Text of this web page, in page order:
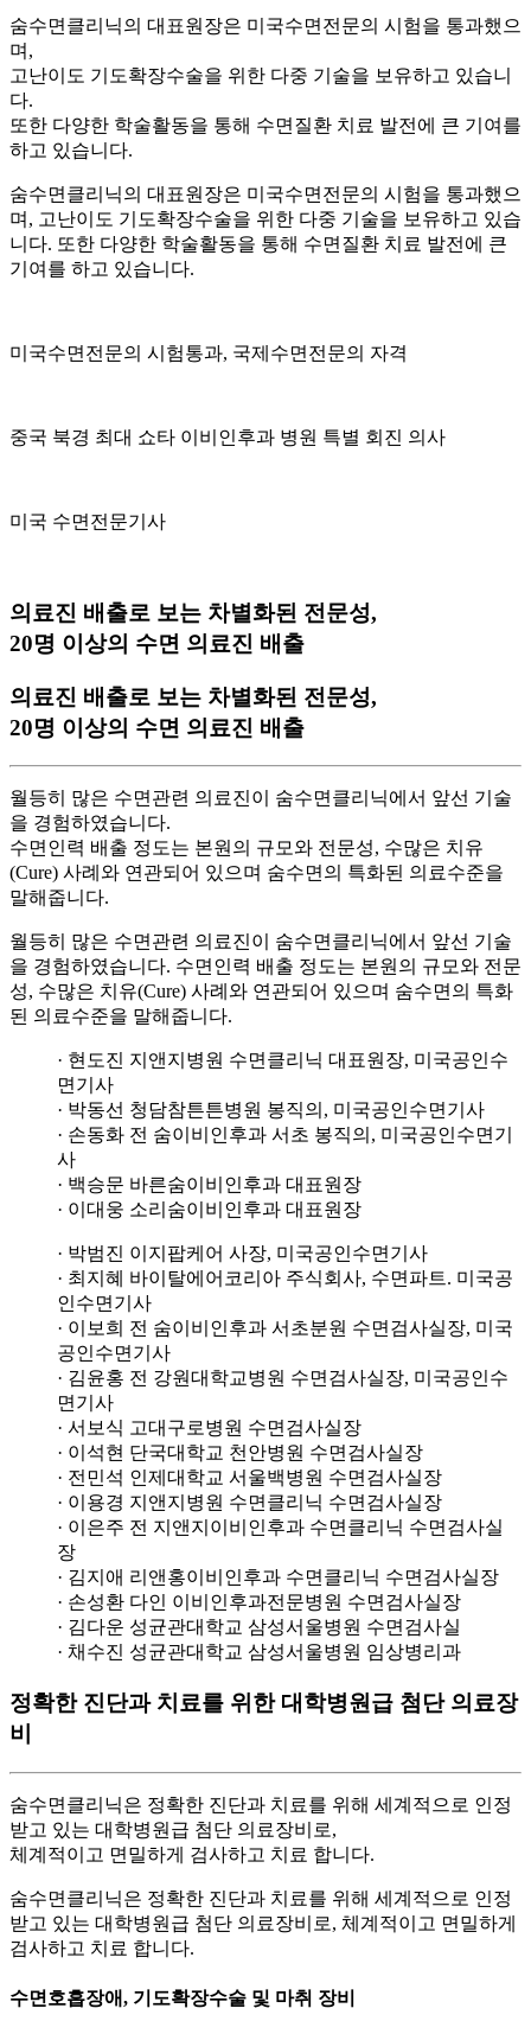
숨수면클리닉의 대표원장은 미국수면전문의 시험을 통과했으
며,
고난이도 기도확장수술을 위한 다중 기술을 보유하고 있습니
다.
또한 다양한 학술활동을 통해 수면질환 치료 발전에 큰 기여를
하고 있습니다.
숨수면클리닉의 대표원장은 미국수면전문의 시험을 통과했으
며, 고난이도 기도확장수술을 위한 다중 기술을 보유하고 있습
니다. 또한 다양한 학술활동을 통해 수면질환 치료 발전에 큰
기여를 하고 있습니다.
미국수면전문의 시험통과, 국제수면전문의 자격
중국 북경 최대 쇼타 이비인후과 병원 특별 회진 의사
미국 수면전문기사
의료진 배출로 보는 차별화된 전문성,
20명 이상의 수면 의료진 배출
의료진 배출로 보는 차별화된 전문성,
20명 이상의 수면 의료진 배출
월등히 많은 수면관련 의료진이 숨수면클리닉에서 앞선 기술
을 경험하였습니다.
수면인력 배출 정도는 본원의 규모와 전문성, 수많은 치유
(Cure) 사례와 연관되어 있으며 숨수면의 특화된 의료수준을
말해줍니다.
월등히 많은 수면관련 의료진이 숨수면클리닉에서 앞선 기술
을 경험하였습니다. 수면인력 배출 정도는 본원의 규모와 전문
성, 수많은 치유(Cure) 사례와 연관되어 있으며 숨수면의 특화
된 의료수준을 말해줍니다.
· 현도진 지앤지병원 수면클리닉 대표원장, 미국공인수
면기사
· 박동선 청담참튼튼병원 봉직의, 미국공인수면기사
· 손동화 전 숨이비인후과 서초 봉직의, 미국공인수면기
사
· 백승문 바른숨이비인후과 대표원장
· 이대웅 소리숨이비인후과 대표원장
· 박범진 이지팝케어 사장, 미국공인수면기사
· 최지혜 바이탈에어코리아 주식회사, 수면파트. 미국공
인수면기사
· 이보희 전 숨이비인후과 서초분원 수면검사실장, 미국
공인수면기사
· 김윤홍 전 강원대학교병원 수면검사실장, 미국공인수
면기사
· 서보식 고대구로병원 수면검사실장
· 이석현 단국대학교 천안병원 수면검사실장
· 전민석 인제대학교 서울백병원 수면검사실장
· 이용경 지앤지병원 수면클리닉 수면검사실장
· 이은주 전 지앤지이비인후과 수면클리닉 수면검사실
장
· 김지애 리앤홍이비인후과 수면클리닉 수면검사실장
· 손성환 다인 이비인후과전문병원 수면검사실장
· 김다운 성균관대학교 삼성서울병원 수면검사실
· 채수진 성균관대학교 삼성서울병원 임상병리과
정확한 진단과 치료를 위한 대학병원급 첨단 의료장
비
숨수면클리닉은 정확한 진단과 치료를 위해 세계적으로 인정
받고 있는 대학병원급 첨단 의료장비로,
체계적이고 면밀하게 검사하고 치료 합니다.
숨수면클리닉은 정확한 진단과 치료를 위해 세계적으로 인정
받고 있는 대학병원급 첨단 의료장비로, 체계적이고 면밀하게
검사하고 치료 합니다.
수면호흡장애, 기도확장수술 및 마취 장비